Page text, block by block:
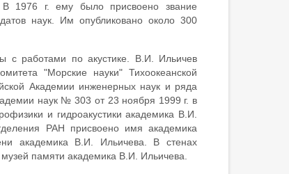
1976 г. ему было присвоено звание
наук. Им опубликовано около 300
с работами по акустике. В.И. Ильичев
"Морские науки" Тихоокеанской
Академии инженерных наук и ряда
наук № 303 от 23 ноября 1999 г. в
и гидроакустики академика В.И.
РАН присвоено имя академика
академика В.И. Ильичева. В стенах
памяти академика В.И. Ильичева.